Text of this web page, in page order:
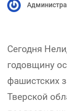
Сегодня
годовщину
фашистских
Тверской